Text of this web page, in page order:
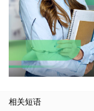
相关短语